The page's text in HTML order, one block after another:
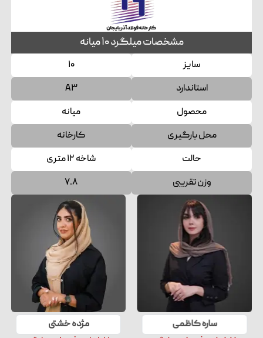
سارهکاظمی
مژدهخشتی
مشخصات میلگرد ۱۰ میانه
سایز
۱۰
استاندارد
A۳
محصول
میانه
محل بارگیری
کارخانه
حالت
شاخه ۱۲ متری
وزن تقریبی
۷.۸